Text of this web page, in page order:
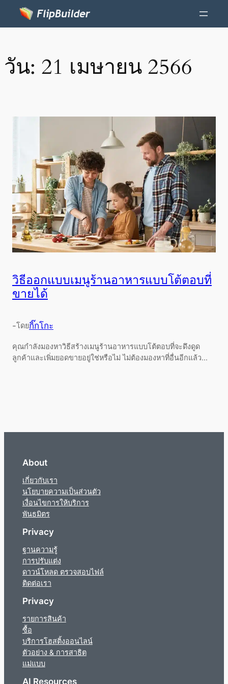
วัน: 21 เมษายน 2566
วิธีออกแบบเมนูร้านอาหารแบบโต้ตอบที่
ขายได้
-โดยกิ๊กโกะ
คุณกำลังมองหาวิธีสร้างเมนูร้านอาหารแบบโต้ตอบที่จะดึงดูด
ลูกค้าและเพิ่มยอดขายอยู่ใช่หรือไม่ ไม่ต้องมองหาที่อื่นอีกแล้ว...
About
เกี่ยวกับเรา
นโยบายความเป็นส่วนตัว
เงื่อนไขการให้บริการ
พันธมิตร
Privacy
ฐานความรู้
การปรับแต่ง
ดาวน์โหลด ตรวจสอบไฟล์
ติดต่อเรา
Privacy
รายการสินค้า
ซื้อ
บริการโฮสติ้งออนไลน์
ตัวอย่าง & การสาธิต
แม่แบบ
AI Resources